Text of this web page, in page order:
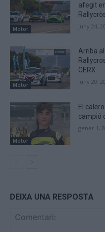
Motor
afegit
juny 24,
Motor
Arriba
CERX
juny 20,
Motor
El
campió
gener 1,
DEIXA UNA RESPOSTA